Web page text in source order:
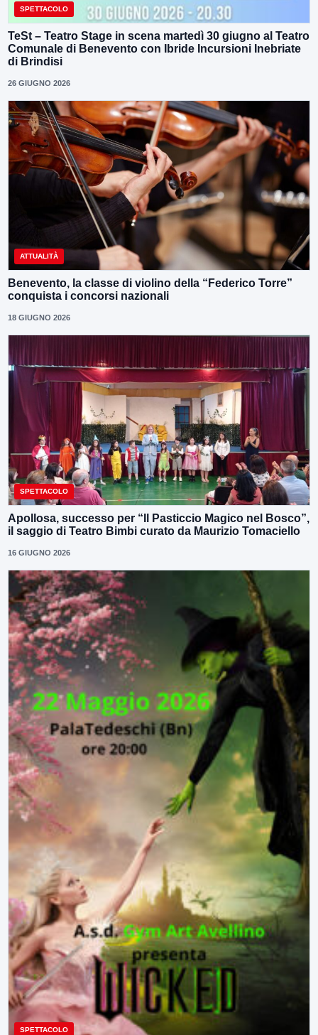
SPETTACOLO
TeSt – Teatro Stage in scena martedì 30 giugno al Teatro
Comunale di Benevento con Ibride Incursioni Inebriate
di Brindisi
26 GIUGNO 2026
ATTUALITÀ
Benevento, la classe di violino della “Federico Torre”
conquista i concorsi nazionali
18 GIUGNO 2026
SPETTACOLO
Apollosa, successo per “Il Pasticcio Magico nel Bosco”,
il saggio di Teatro Bimbi curato da Maurizio Tomaciello
16 GIUGNO 2026
SPETTACOLO